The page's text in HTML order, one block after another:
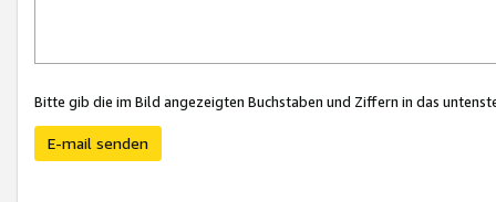
Bitte gib die im Bild angezeigten Buchstaben und Ziffern in das
E-mail senden